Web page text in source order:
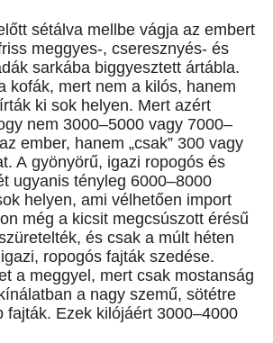
sétálva mellbe vágja az embert
meggyes-, cseresznyés- és
sarkába biggyesztett ártábla.
kofák, mert nem a kilós, hanem
ki sok helyen. Mert azért
nem 3000–5000 vagy 7000–
ember, hanem „csak” 300 vagy
A gyönyörű, igazi ropogós és
ugyanis tényleg 6000–8000
helyen, ami vélhetően import
még a kicsit megcsúszott érésű
és csak a múlt héten
ropogós fajták szedése.
a meggyel, mert csak mostanság
a nagy szemű, sötétre
fajták. Ezek kilójáért 3000–4000